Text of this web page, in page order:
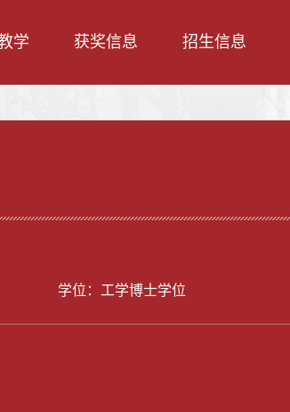
学 获奖信息 招生信息
学位：工学博士学位